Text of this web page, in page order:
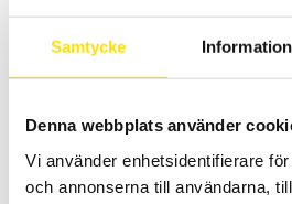
Samtycke Information
Denna webbplats använder
Vi använder enhetsidentifierare
och annonserna till användarna,
CA6116N & CA6117